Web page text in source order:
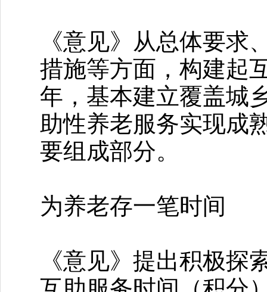
《意见》从总体要
措施等方面，构建起
年，基本建立覆盖城
助性养老服务实现成
要组成部分。
为养老存一笔时间
《意见》提出积极探